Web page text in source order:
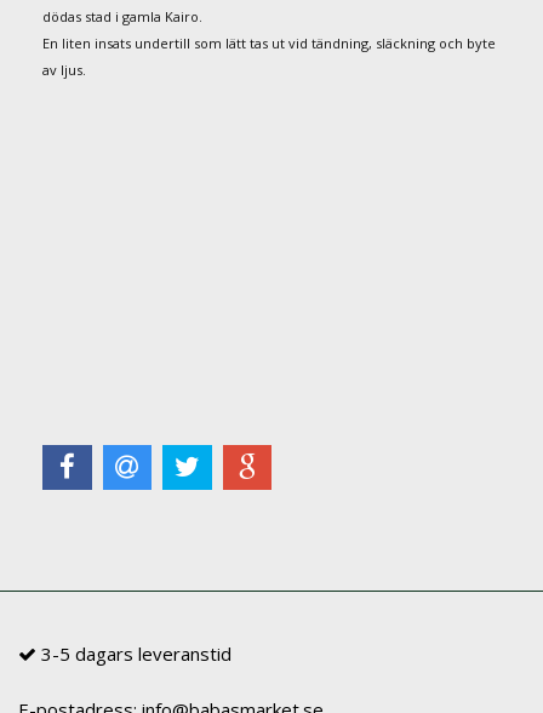
dödas stad i gamla Kairo.
En liten insats undertill som lätt tas ut vid tändning, släckning och byte
av ljus.
3-5 dagars leveranstid